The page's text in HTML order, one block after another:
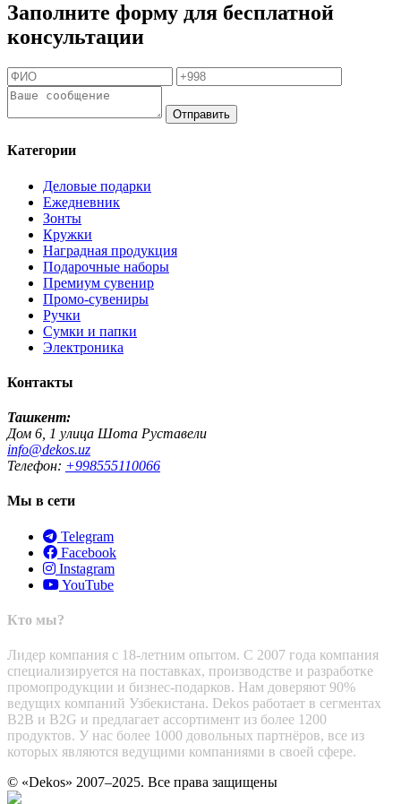
Заполните форму для бесплатной
консультации
Отправить
Категории
Деловые подарки
Ежедневник
Зонты
Кружки
Наградная продукция
Подарочные наборы
Премиум сувенир
Промо-сувениры
Ручки
Сумки и папки
Электроника
Контакты
Ташкент:
Дом 6, 1 улица Шота Руставели
info@dekos.uz
Телефон: +998555110066
Мы в сети
Telegram
Facebook
Instagram
YouTube
Кто мы?
Лидер компания с 18-летним опытом. С 2007 года компания
специализируется на поставках, производстве и разработке
промопродукции и бизнес-подарков. Нам доверяют 90%
ведущих компаний Узбекистана. Dekos работает в сегментах
B2B и B2G и предлагает ассортимент из более 1200
продуктов. У нас более 1000 довольных партнёров, все из
которых являются ведущими компаниями в своей сфере.
© «Dekos» 2007–2025. Все права защищены